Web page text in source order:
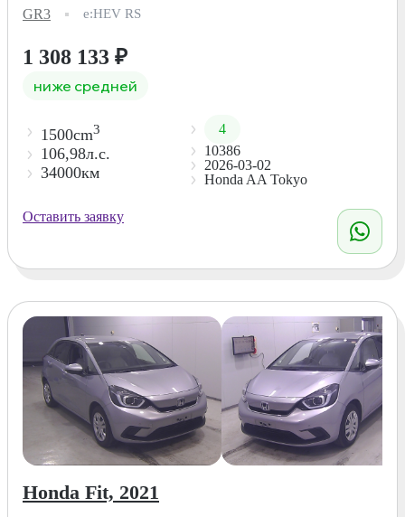
GR3 e:HEV RS
1 308 133 ₽
ниже средней
1500cm3
106,98л.с.
34000км
4
10386
2026-03-02
Honda AA Tokyo
Оставить заявку
Honda Fit, 2021